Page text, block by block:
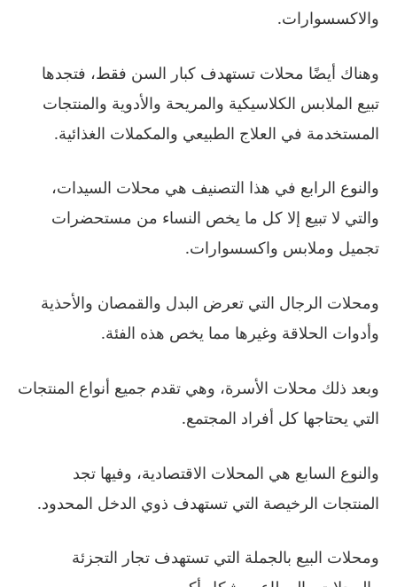
والاكسسوارات.
وهناك أيضًا محلات تستهدف كبار السن فقط، فتجدها
تبيع الملابس الكلاسيكية والمريحة والأدوية والمنتجات
المستخدمة في العلاج الطبيعي والمكملات الغذائية.
والنوع الرابع في هذا التصنيف هي محلات السيدات،
والتي لا تبيع إلا كل ما يخص النساء من مستحضرات
تجميل وملابس واكسسوارات.
ومحلات الرجال التي تعرض البدل والقمصان والأحذية
وأدوات الحلاقة وغيرها مما يخص هذه الفئة.
وبعد ذلك محلات الأسرة، وهي تقدم جميع أنواع المنتجات
التي يحتاجها كل أفراد المجتمع.
والنوع السابع هي المحلات الاقتصادية، وفيها تجد
المنتجات الرخيصة التي تستهدف ذوي الدخل المحدود.
ومحلات البيع بالجملة التي تستهدف تجار التجزئة